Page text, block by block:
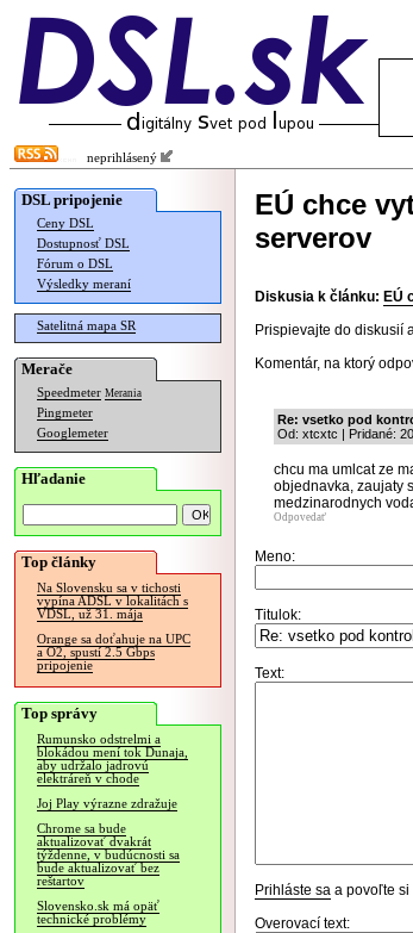
neprihlásený
DSL pripojenie
Ceny DSL
Dostupnosť DSL
Fórum o DSL
Výsledky meraní
Satelitná mapa SR
Merače
Speedmeter Merania
Pingmeter
Googlemeter
Hľadanie
Top články
Na Slovensku sa v tichosti
vypína ADSL v lokalitách s
VDSL, už 31. mája
Orange sa doťahuje na UPC
a O2, spustí 2.5 Gbps
pripojenie
Top správy
Rumunsko odstrelmi a
blokádou mení tok Dunaja,
aby udržalo jadrovú
elektráreň v chode
Joj Play výrazne zdražuje
Chrome sa bude
aktualizovať dvakrát
týždenne, v budúcnosti sa
bude aktualizovať bez
reštartov
Slovensko.sk má opäť
technické problémy
EÚ chce
serverov
Diskusia k článku: EÚ
Prispievajte do diskusií
Komentár, na ktorý
Re: vsetko pod
Od: xtcxtc | Pridané:
chcu ma umlcat ze
objednavka, zaujaty
medzinarodnych
Odpovedať
Meno:
Titulok:
Text:
Prihláste sa a povoľte si
Overovací text: